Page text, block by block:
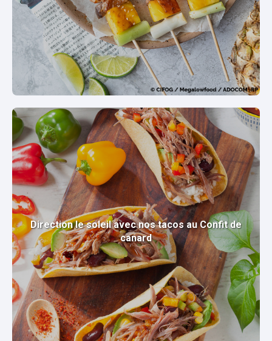
Direction le soleil avec nos tacos au Confit de
canard